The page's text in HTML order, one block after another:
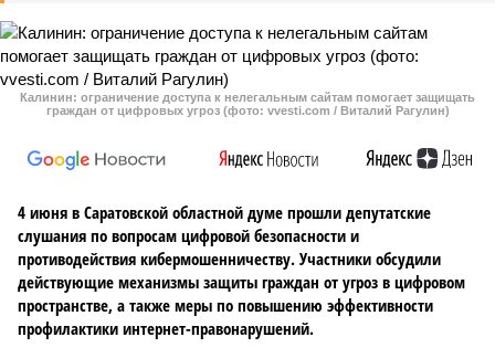
Калинин: ограничение доступа к нелегальным сайтам помогает защищать
граждан от цифровых угроз (фото: vvesti.com / Виталий Рагулин)
4 июня в Саратовской областной думе прошли депутатские
слушания по вопросам цифровой безопасности и
противодействия кибермошенничеству. Участники обсудили
действующие механизмы защиты граждан от угроз в цифровом
пространстве, а также меры по повышению эффективности
профилактики интернет-правонарушений.